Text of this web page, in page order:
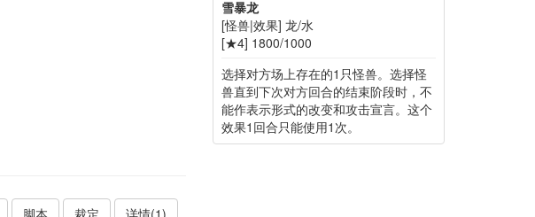
雪暴龙
[怪兽|效果] 龙/水
[★4] 1800/1000
选择对方场上存在的1只怪兽。选择怪
兽直到下次对方回合的结束阶段时，不
能作表示形式的改变和攻击宣言。这个
效果1回合只能使用1次。